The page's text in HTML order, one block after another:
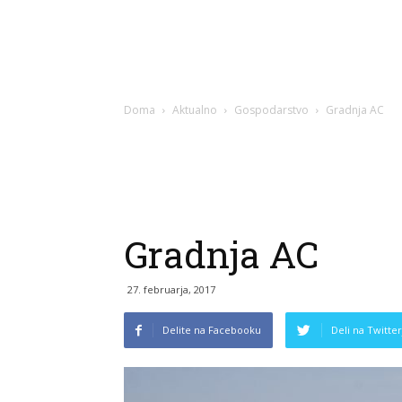
Doma Aktualno Gospodarstvo Gradnja AC
Gradnja AC
27. februarja, 2017
Delite na Facebooku Deli na